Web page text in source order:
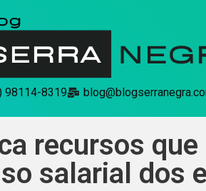
98114-8319
recursos
salarial dos